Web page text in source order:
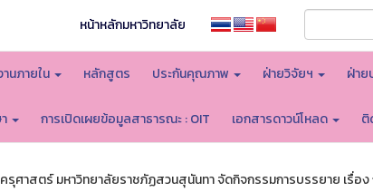
หน้าหลักมหาวิทยาลัย
นภายใน หลักสูตร ประกันคุณภาพ ฝ่ายวิจัยฯ ฝ่าย
การเปิดเผยข้อมูลสาธารณะ : OIT เอกสารดาวน์โหลด ติ
ศาสตร์ มหาวิทยาลัยราชภัฏสวนสุนันทา จัดกิจกรรมการบรรยาย เรื่อง